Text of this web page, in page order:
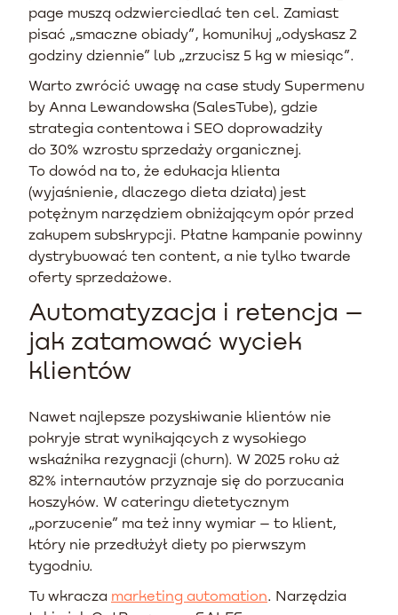
page muszą odzwierciedlać ten cel. Zamiast
pisać „smaczne obiady”, komunikuj „odyskasz 2
godziny dziennie” lub „zrzucisz 5 kg w miesiąc”.
Warto zwrócić uwagę na case study Supermenu
by Anna Lewandowska (SalesTube), gdzie
strategia contentowa i SEO doprowadziły
do 30% wzrostu sprzedaży organicznej.
To dowód na to, że edukacja klienta
(wyjaśnienie, dlaczego dieta działa) jest
potężnym narzędziem obniżającym opór przed
zakupem subskrypcji. Płatne kampanie powinny
dystrybuować ten content, a nie tylko twarde
oferty sprzedażowe.
Automatyzacja i retencja –
jak zatamować wyciek
klientów
Nawet najlepsze pozyskiwanie klientów nie
pokryje strat wynikających z wysokiego
wskaźnika rezygnacji (churn). W 2025 roku aż
82% internautów przyznaje się do porzucania
koszyków. W cateringu dietetycznym
„porzucenie” ma też inny wymiar – to klient,
który nie przedłużył diety po pierwszym
tygodniu.
Tu wkracza marketing automation . Narzędzia